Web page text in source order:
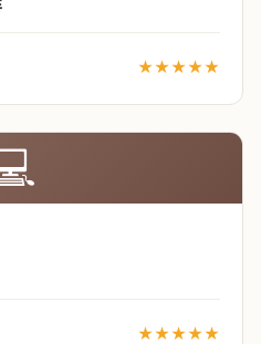
★★★★★
★★★★★